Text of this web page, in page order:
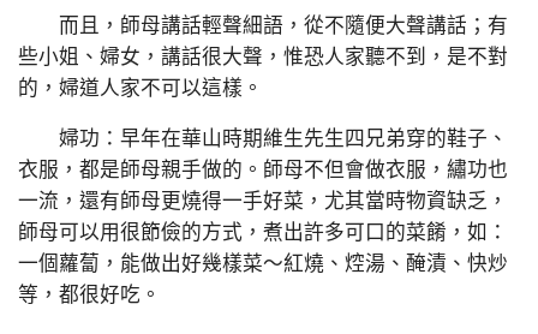
而且，師母講話輕聲細語，從不隨便大聲講話；有
些小姐、婦女，講話很大聲，惟恐人家聽不到，是不對
的，婦道人家不可以這樣。
婦功：早年在華山時期維生先生四兄弟穿的鞋子、
衣服，都是師母親手做的。師母不但會做衣服，繡功也
一流，還有師母更燒得一手好菜，尤其當時物資缺乏，
師母可以用很節儉的方式，煮出許多可口的菜餚，如：
一個蘿蔔，能做出好幾樣菜～紅燒、焢湯、醃漬、快炒
等，都很好吃。